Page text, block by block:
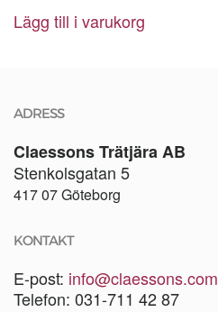
Lägg till i varukorg
ADRESS
Claessons Trätjära AB
Stenkolsgatan 5
417 07 Göteborg
KONTAKT
E-post: info@claessons.com
Telefon: 031-711 42 87